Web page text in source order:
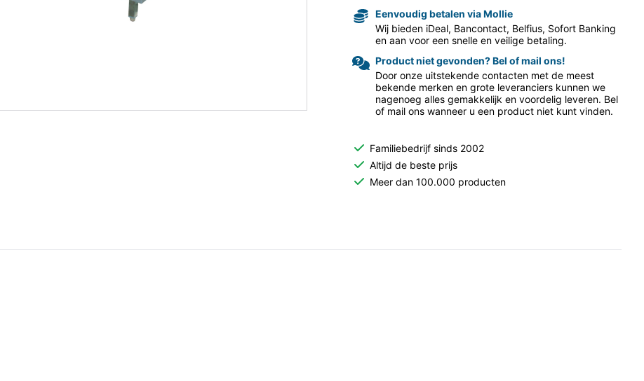
Eenvoudig betalen via Mollie
Wij bieden iDeal, Bancontact, Belfius, Sofort Banking
en aan voor een snelle en veilige betaling.
Product niet gevonden? Bel of mail ons!
Door onze uitstekende contacten met de meest
bekende merken en grote leveranciers kunnen we
nagenoeg alles gemakkelijk en voordelig leveren. Bel
of mail ons wanneer u een product niet kunt vinden.
Familiebedrijf sinds 2002
Altijd de beste prijs
Meer dan 100.000 producten